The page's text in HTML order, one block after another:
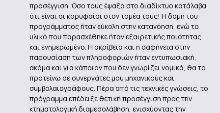
προσέγγιση. Όσο τους έψαξα στο διαδίκτυο κατάλαβα
ότι είναι οι κορυφαίοι στον τομέα τους! Η δομή του
προγράμματος ήταν εύκολη στην κατανόηση, ενώ το
υλικό που παρασχέθηκε ήταν εξαιρετικής ποιότητας
και ενημερωμένο. Η ακρίβεια και η σαφήνεια στην
παρουσίαση των πληροφοριών ήταν εντυπωσιακή,
ακόμα και για κάποιον που δεν γνωρίζει νομικά, θα το
προτείνω σε συνεργάτες μου μηχανικούς και
συμβολαιογράφους. Πέρα από τις τεχνικές γνώσεις, το
πρόγραμμα επέδειξε θετική προσέγγιση προς την
κτηματολογική διαμεσολάβηση, ενισχύοντας την